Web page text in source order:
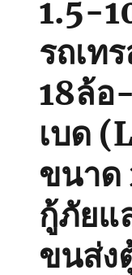
1.5-
รถเท
18ล้อ
เบด
ขนาด
กู้ภัยแ
ขนส่ง